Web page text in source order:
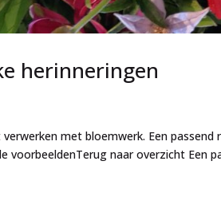
herinneringen
met bloemwerk. Een
voorbeeldenTerug naar overzicht Een